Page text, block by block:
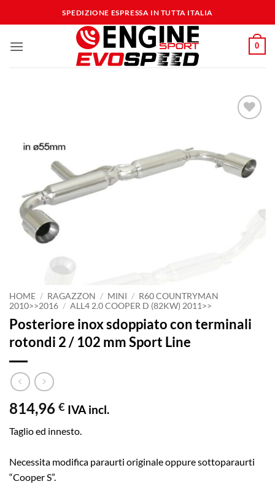
ai
SPEDIZIONE ESPRESSA IN TUTTA ITALIA
0
dei
desideri
HOME / RAGAZZON / MINI / R60 COUNTRYMAN
2010>>2016 / ALL4 2.0 COOPER D (82KW) 2011>>
Posteriore inox sdoppiato con terminali
rotondi 2 / 102 mm Sport Line
814,96 € IVA incl.
Taglio ed innesto.
Necessita modifica paraurti originale oppure sottoparaurti
“Cooper S”.